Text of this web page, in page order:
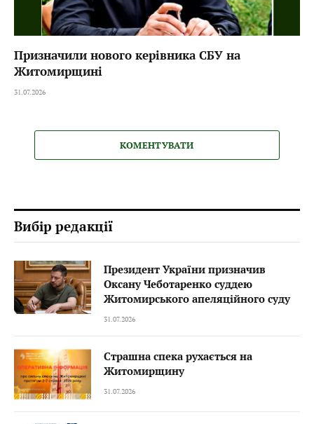
Призначили нового керівника СБУ на
Житомирщині
31.07.2026
КОМЕНТУВАТИ
Вибір редакції
Президент України призначив
Оксану Чеботаренко суддею
Житомирського апеляційного суду
31.07.2026
Страшна спека рухається на
Житомирщину
31.07.2026